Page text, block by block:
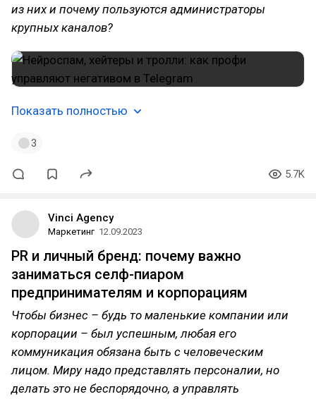
из них и почему пользуются администраторы
крупных каналов?
Показать полностью
3
5.7K
Vinci Agency
Маркетинг 12.09.2023
PR и личный бренд: почему важно
заниматься селф-пиаром
предпринимателям и корпорациям
Чтобы бизнес – будь то маленькие компании или
корпорации – был успешным, любая его
коммуникация обязана быть с человеческим
лицом. Миру надо представлять персоналии, но
делать это не беспорядочно, а управлять